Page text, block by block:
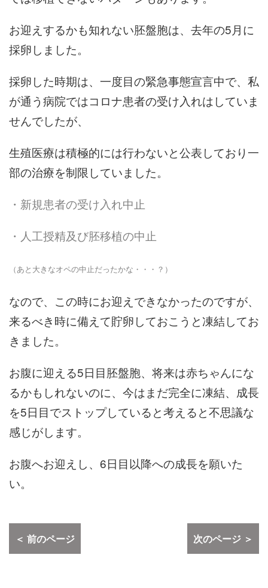
お迎えするかも知れない胚盤胞は、去年の5月に
採卵しました。
採卵した時期は、一度目の緊急事態宣言中で、私
が通う病院ではコロナ患者の受け入れはしていま
せんでしたが、
生殖医療は積極的には行わないと公表しており一
部の治療を制限していました。
・新規患者の受け入れ中止
・人工授精及び胚移植の中止
（あと大きなオペの中止だったかな・・・？）
なので、この時にお迎えできなかったのですが、
来るべき時に備えて貯卵しておこうと凍結してお
きました。
お腹に迎える5日目胚盤胞、将来は赤ちゃんにな
るかもしれないのに、今はまだ完全に凍結、成長
を5日目でストップしていると考えると不思議な
感じがします。
お腹へお迎えし、6日目以降への成長を願いた
い。
＜ 前のページ 次のページ ＞